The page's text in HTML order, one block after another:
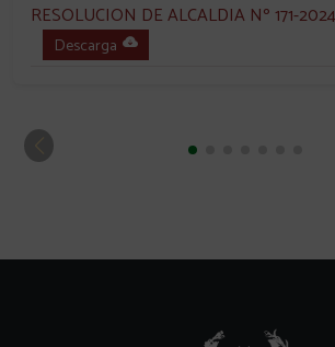
RESOLUCION DE ALCALDIA Nº 171-2024
Descarga